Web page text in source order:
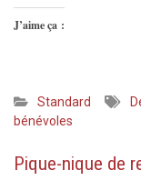
J’aime ça :
Standard
bénévoles
Pique-nique de